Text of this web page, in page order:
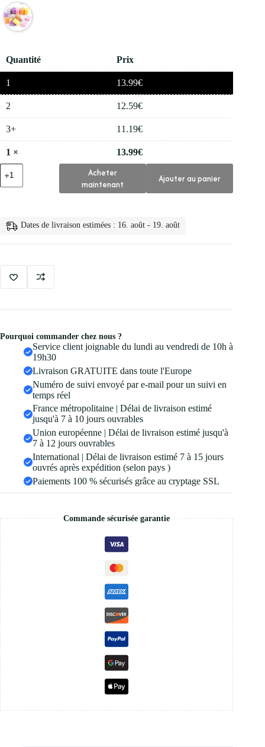
Quantité Prix
1 13.99€
2 12.59€
3+ 11.19€
1 × 13.99€
quantité
de
💅
Tampon
Acheter
maintenant
Ajouter au panier
Dates de livraison estimées : 16. août - 19. août
Pourquoi commander chez nous ?
Service client joignable du lundi au vendredi de 10h à
19h30
Livraison GRATUITE dans toute l'Europe
Numéro de suivi envoyé par e-mail pour un suivi en
temps réel
France métropolitaine | Délai de livraison estimé
jusqu'à 7 à 10 jours ouvrables
Union européenne | Délai de livraison estimé jusqu'à
7 à 12 jours ouvrables
International | Délai de livraison estimé 7 à 15 jours
ouvrés après expédition (selon pays )
Paiements 100 % sécurisés grâce au cryptage SSL
Commande sécurisée garantie